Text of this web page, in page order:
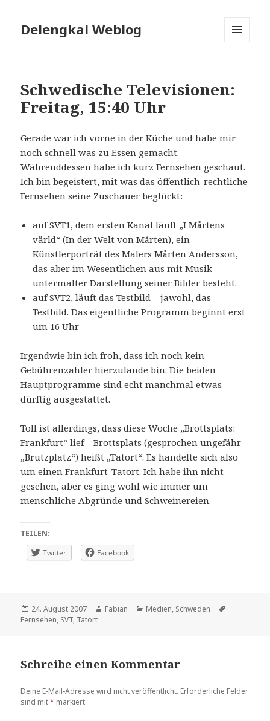
Delengkal Weblog
Schwedische Televisionen:
Freitag, 15:40 Uhr
Gerade war ich vorne in der Küche und habe mir
noch schnell was zu Essen gemacht.
Währenddessen habe ich kurz Fernsehen geschaut.
Ich bin begeistert, mit was das öffentlich-rechtliche
Fernsehen seine Zuschauer beglückt:
auf SVT1, dem ersten Kanal läuft „I Mårtens
värld“ (In der Welt von Mårten), ein
Künstlerporträt des Malers Mårten Andersson,
das aber im Wesentlichen aus mit Musik
untermalter Darstellung seiner Bilder besteht.
auf SVT2, läuft das Testbild – jawohl, das
Testbild. Das eigentliche Programm beginnt erst
um 16 Uhr
Irgendwie bin ich froh, dass ich noch kein
Gebührenzahler hierzulande bin. Die beiden
Hauptprogramme sind echt manchmal etwas
dürftig ausgestattet.
Toll ist allerdings, dass diese Woche „Brottsplats:
Frankfurt“ lief – Brottsplats (gesprochen ungefähr
„Brutzplatz“) heißt „Tatort“. Es handelte sich also
um einen Frankfurt-Tatort. Ich habe ihn nicht
gesehen, aber es ging wohl wie immer um
menschliche Abgründe und Schweinereien.
TEILEN:
Twitter
Facebook
Veröffentlicht
am
24. August 2007 Autor
Fabian Kategorien
Medien, Schweden
Fernsehen, SVT, Tatort
Schreibe einen Kommentar
Deine E-Mail-Adresse wird nicht veröffentlicht. Erforderliche Felder
sind mit* markiert